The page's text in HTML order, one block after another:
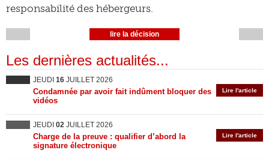
responsabilité des hébergeurs.
lire la décision
Les dernières actualités...
JEUDI 16 JUILLET 2026
Lire l'article
Condamnée par avoir fait indûment bloquer des
vidéos
JEUDI 02 JUILLET 2026
Lire l'article
Charge de la preuve : qualifier d’abord la
signature électronique